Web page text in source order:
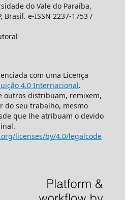
do Vale do Paraíba,
Brasil. e-ISSN 2237-1753 /
com uma Licença
4.0 Internacional.
outros distribuam, remixem,
do seu trabalho, mesmo
que lhe atribuam o devido
licenses/by/4.0/legalcode